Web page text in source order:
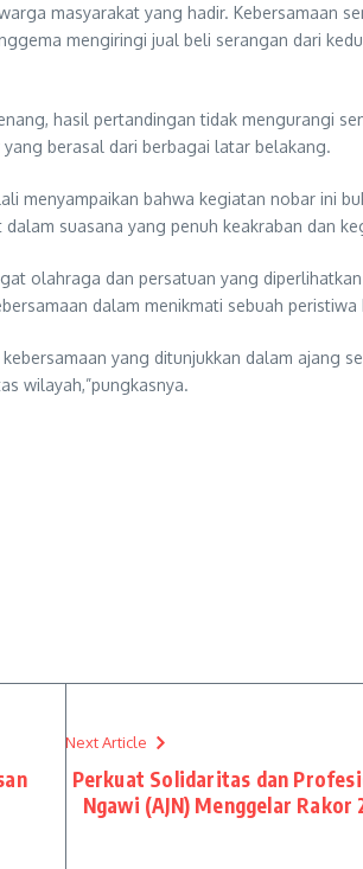
masyarakat yang hadir. Kebersamaan
mengiringi jual beli serangan dari
hasil pertandingan tidak mengurangi
berasal dari berbagai latar belakang.
bahwa kegiatan nobar ini
suasana yang penuh keakraban dan
olahraga dan persatuan yang
dalam menikmati sebuah peristiwa
yang ditunjukkan dalam ajang
wilayah,”pungkasnya.
Next Article
Perkuat Solidaritas dan
Ngawi (AJN) Menggelar